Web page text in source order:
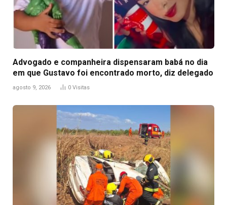
Advogado e companheira dispensaram babá no dia
em que Gustavo foi encontrado morto, diz delegado
agosto 9, 2026 0 Visitas